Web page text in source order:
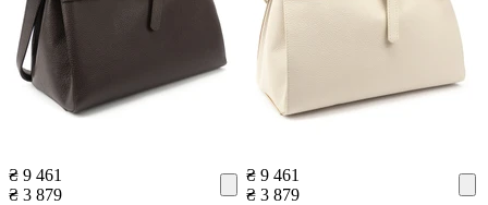
₴ 9 461
₴ 3 879
₴ 9 461
₴ 3 879